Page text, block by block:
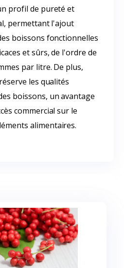
profil de pureté et
permettant l'ajout
boissons fonctionnelles
et sûrs, de l'ordre de
par litre. De plus,
les qualités
boissons, un avantage
commercial sur le
alimentaires.